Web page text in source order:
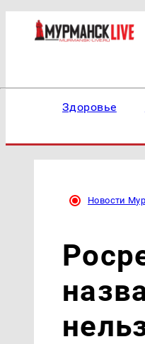
Здоровье
Новости